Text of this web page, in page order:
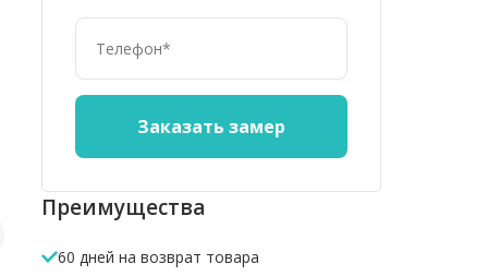
10%
Ограждение из
10%
Заборная
Преимущества
60 дней на возврат товара